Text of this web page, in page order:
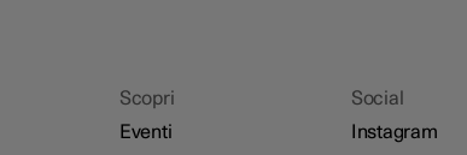
Scopri
Eventi
Social
Instagram